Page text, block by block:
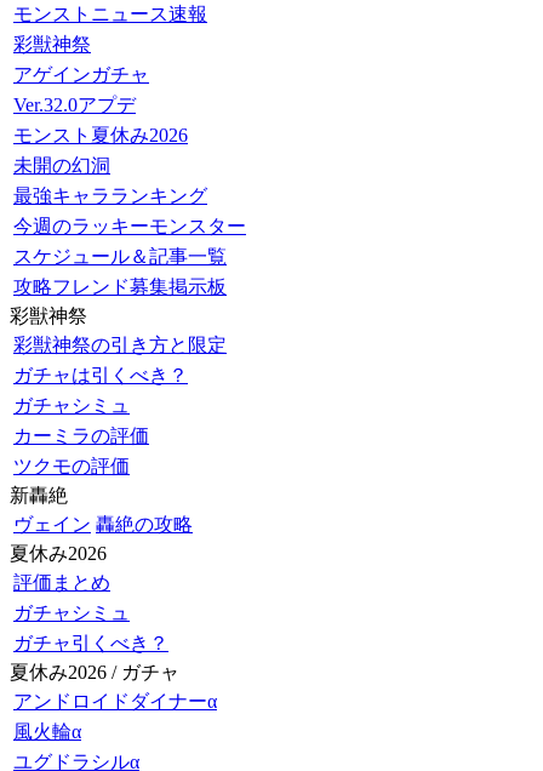
モンストニュース速報
彩獣神祭
アゲインガチャ
Ver.32.0アプデ
モンスト夏休み2026
未開の幻洞
最強キャラランキング
今週のラッキーモンスター
スケジュール＆記事一覧
攻略フレンド募集掲示板
彩獣神祭
彩獣神祭の引き方と限定
ガチャは引くべき？
ガチャシミュ
カーミラの評価
ツクモの評価
新轟絶
ヴェイン 轟絶の攻略
夏休み2026
評価まとめ
ガチャシミュ
ガチャ引くべき？
夏休み2026 / ガチャ
アンドロイドダイナーα
風火輪α
ユグドラシルα